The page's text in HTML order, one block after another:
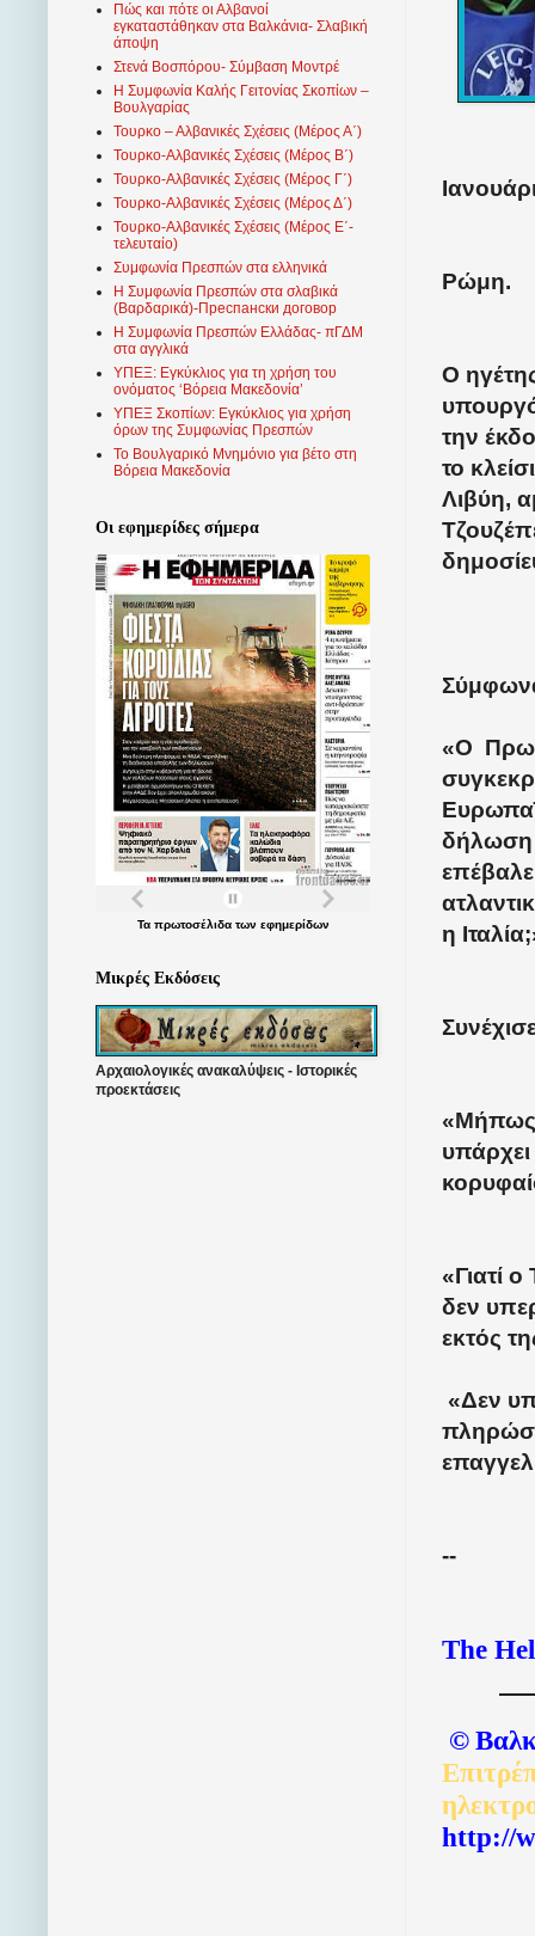
Ρώμη.
Ο
την
το
Λιβύη,
«Ο
δήλωση
η
«Μήπως
«Γιατί
δεν
εκτός
«Δεν
--
The
©
http://
Πώς και πότε οι Αλβανοί
εγκαταστάθηκαν στα Βαλκάνια- Σλαβική
άποψη
Στενά Βοσπόρου- Σύμβαση Μοντρέ
Η Συμφωνία Καλής Γειτονίας Σκοπίων –
Βουλγαρίας
Τουρκο – Αλβανικές Σχέσεις (Mέρος Α΄)
Τουρκο-Αλβανικές Σχέσεις (Μέρος Β΄)
Τουρκο-Αλβανικές Σχέσεις (Μέρος Γ΄)
Τουρκο-Αλβανικές Σχέσεις (Μέρος Δ΄)
Τουρκο-Αλβανικές Σχέσεις (Μέρος Ε΄-
τελευταίο)
Συμφωνία Πρεσπών στα ελληνικά
Η Συμφωνία Πρεσπών στα σλαβικά
(Βαρδαρικά)-Преспански договор
Η Συμφωνία Πρεσπών Ελλάδας- πΓΔΜ
στα αγγλικά
ΥΠΕΞ: Εγκύκλιος για τη χρήση του
ονόματος ‘Βόρεια Μακεδονία’
ΥΠΕΞ Σκοπίων: Εγκύκλιος για χρήση
όρων της Συμφωνίας Πρεσπών
Το Βουλγαρικό Μνημόνιο για βέτο στη
Βόρεια Μακεδονία
Οι εφημερίδες σήμερα
Τα πρωτοσέλιδατων εφημερίδων
Μικρές Εκδόσεις
Αρχαιολογικές ανακαλύψεις - Ιστορικές
προεκτάσεις